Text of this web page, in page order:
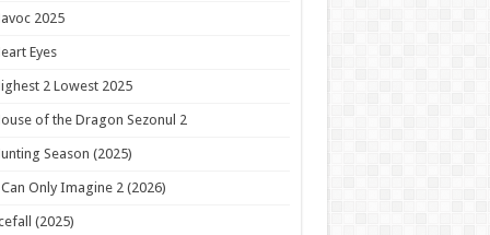
2025
Eyes
2 Lowest 2025
of the Dragon Sezonul 2
Season (2025)
Only Imagine 2 (2026)
(2025)